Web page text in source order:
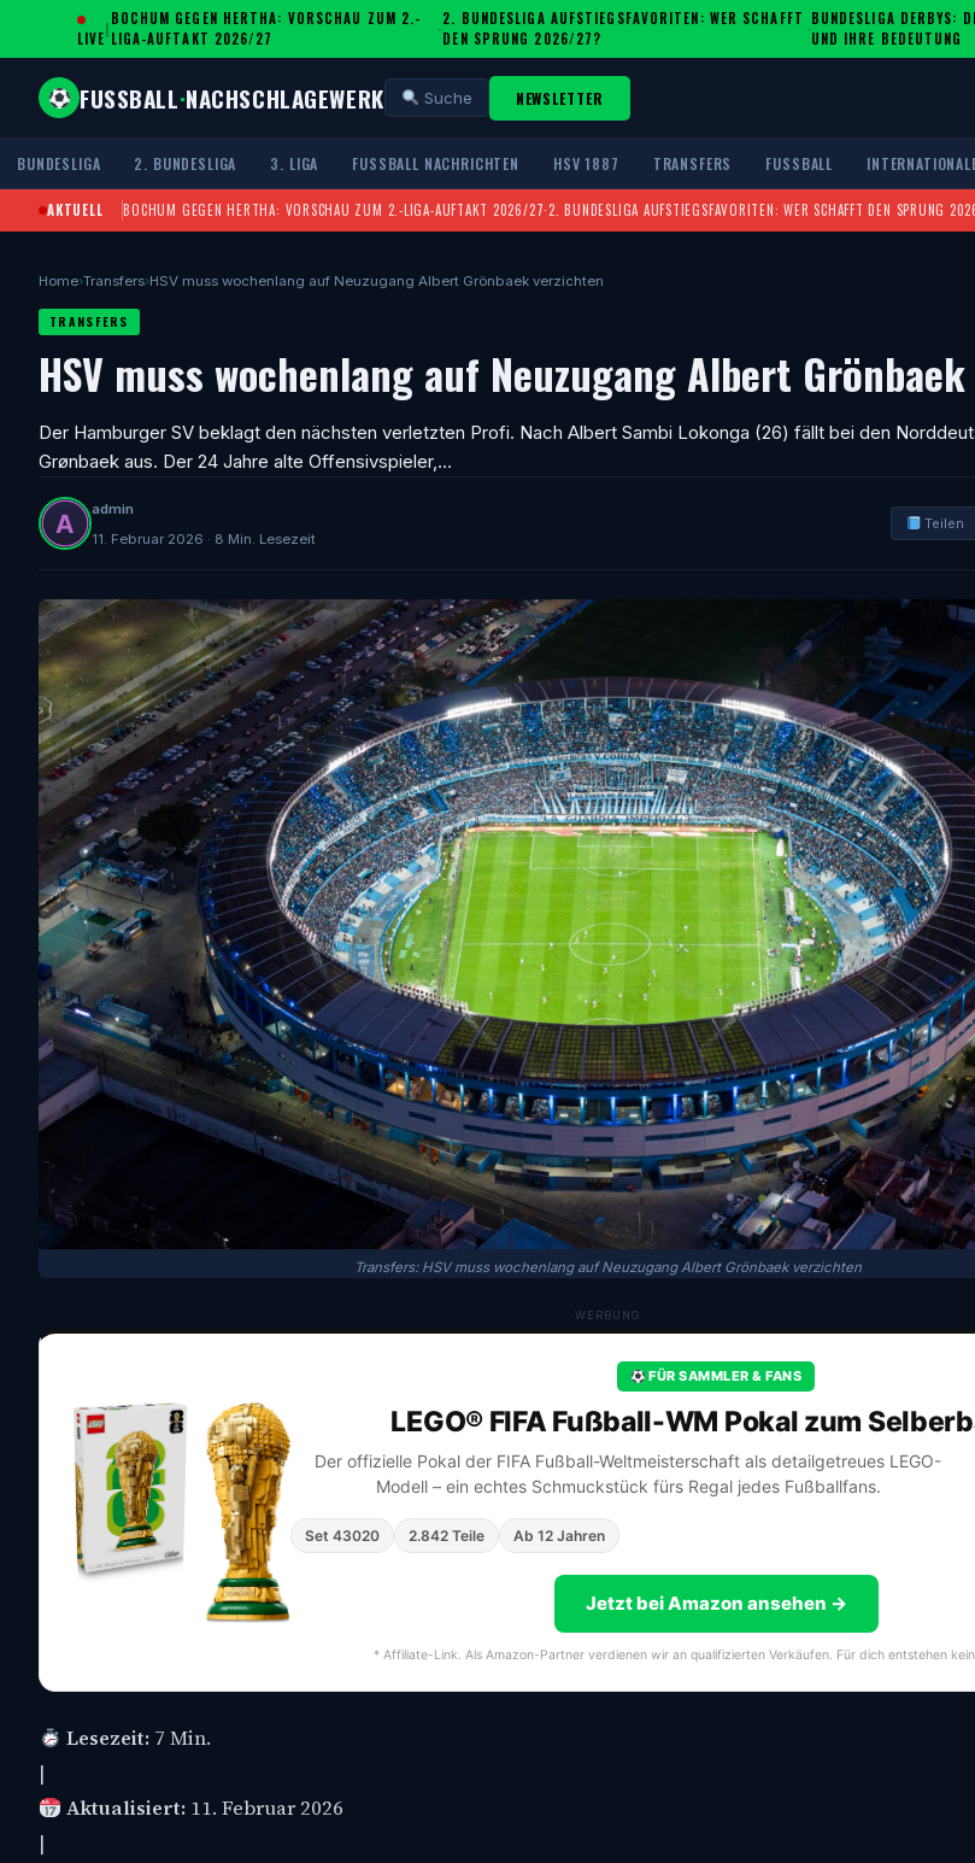
LIVE
|
BOCHUM GEGEN HERTHA: VORSCHAU ZUM 2.-
LIGA-AUFTAKT 2026/27
·
2. BUNDESLIGA AUFSTIEGSFAVORITEN: WER SCHAFFT
DEN SPRUNG 2026/27?
·
BUNDESLIGA DERBYS:
ND IHRE BEDEUTUNG
FUSSBALL·NACHSCHLAGEWERK Suche NEWSLETTER
BUNDESLIGA 2. BUNDESLIGA 3. LIGA FUSSBALL NACHRICHTEN HSV 1887 TRANSFERS FUSSBALL
AKTUELL BOCHUM GEGEN HERTHA: VORSCHAU ZUM 2.-LIGA-AUFTAKT 2026/27·2. BUNDESLIGA AUFSTIEGSFAVORITEN: WER SCHAFFT DEN SPRUNG
Home›Transfers›HSV muss wochenlang auf Neuzugang Albert Grönbaek verzichten
TRANSFERS
HSV muss wochenlang auf Neuzugang Albert
Der Hamburger SV beklagt den nächsten verletzten Profi. Nach Albert Sambi Lokonga (26) fällt bei den
Grønbaek aus. Der 24 Jahre alte Offensivspieler,…
admin
11. Februar 2026 · 8 Min. Lesezeit
Teilen
Transfers: HSV muss wochenlang auf Neuzugang Albert Grönbaek verzichten
WERBUNG
FÜR SAMMLER & FANS
LEGO® FIFA Fußball-WM Pokal zum
Der offizielle Pokal der FIFA Fußball-Weltmeisterschaft als detailgetreues LEGO-
Modell – ein echtes Schmuckstück fürs Regal jedes Fußballfans.
Set 43020 2.842 Teile Ab 12 Jahren
Jetzt bei Amazon ansehen →
* Affiliate-Link. Als Amazon-Partner verdienen wir an qualifizierten Verkäufen. Für dich entstehen
Lesezeit:7 Min.
|
Aktualisiert:11. Februar 2026
|